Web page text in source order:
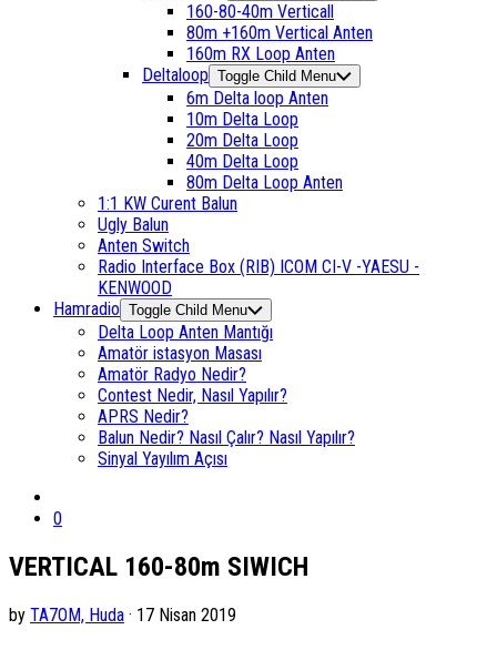
160-80-40m Verticall
80m +160m Vertical Anten
160m RX Loop Anten
Deltaloop Toggle Child Menu
6m Delta loop Anten
10m Delta Loop
20m Delta Loop
40m Delta Loop
80m Delta Loop Anten
1:1 KW Curent Balun
Ugly Balun
Anten Switch
Radio Interface Box (RIB) ICOM CI-V -YAESU -
KENWOOD
Hamradio Toggle Child Menu
Delta Loop Anten Mantığı
Amatör istasyon Masası
Amatör Radyo Nedir?
Contest Nedir, Nasıl Yapılır?
APRS Nedir?
Balun Nedir? Nasıl Çalır? Nasıl Yapılır?
Sinyal Yayılım Açısı
0
VERTICAL 160-80m SIWICH
by TA7OM, Huda · 17 Nisan 2019